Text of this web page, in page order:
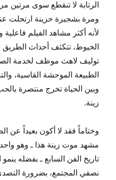
الرتابة لا تنقطع سوى مرتين
ومرة بشجيرة حزينة ارتحلت
لأنه أكثر مشاهد الفيلم فاعلية
الخيوط، تتكثف أحداث
توليف لاهث موظف لخدمة
الطبيعة الموحشة القاسية،
وبين الحياة تخرج منتصرة
زينة.
وختاماً فقد لا أكون بعيداً عن
مشهد موت زينة هذا ـ وهو
تاريخ الفن السابع ـ بفضله
نصفي المجتمع، بضرورة التصدي